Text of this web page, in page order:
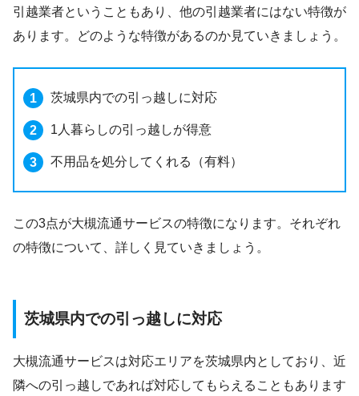
引越業者ということもあり、他の引越業者にはない特徴が
あります。どのような特徴があるのか見ていきましょう。
茨城県内での引っ越しに対応
1人暮らしの引っ越しが得意
不用品を処分してくれる（有料）
この3点が大槻流通サービスの特徴になります。それぞれ
の特徴について、詳しく見ていきましょう。
茨城県内での引っ越しに対応
大槻流通サービスは対応エリアを茨城県内としており、近
隣への引っ越しであれば対応してもらえることもあります